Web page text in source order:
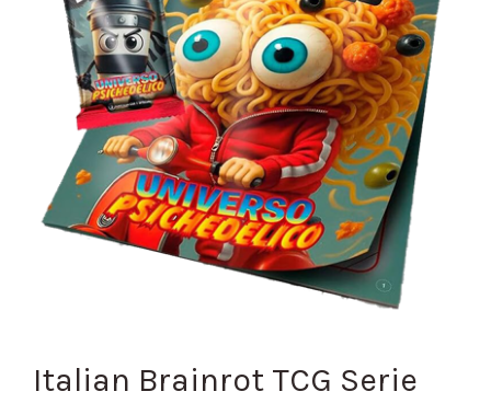
Italian Brainrot TCG Serie